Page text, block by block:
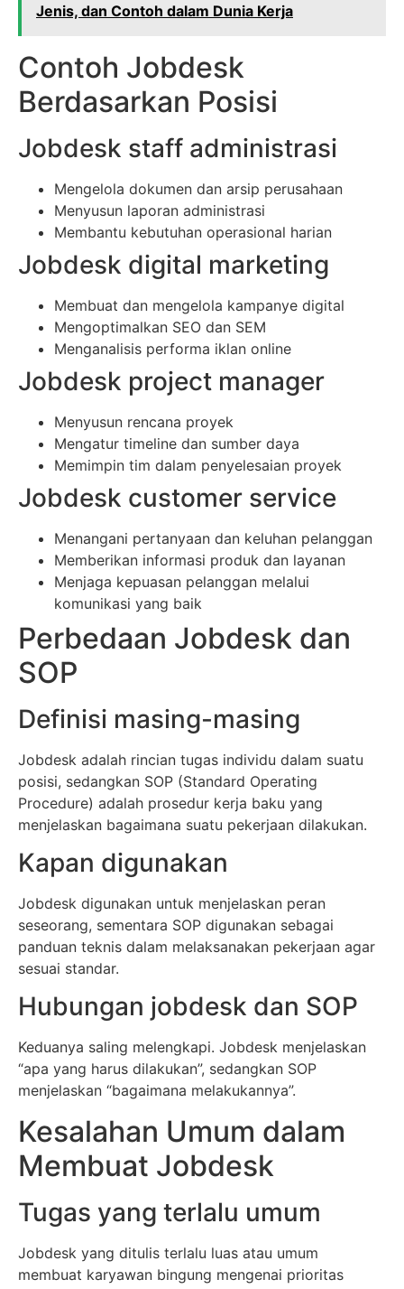
Jenis, dan Contoh dalam Dunia Kerja
Contoh Jobdesk
Berdasarkan Posisi
Jobdesk staff administrasi
Mengelola dokumen dan arsip perusahaan
Menyusun laporan administrasi
Membantu kebutuhan operasional harian
Jobdesk digital marketing
Membuat dan mengelola kampanye digital
Mengoptimalkan SEO dan SEM
Menganalisis performa iklan online
Jobdesk project manager
Menyusun rencana proyek
Mengatur timeline dan sumber daya
Memimpin tim dalam penyelesaian proyek
Jobdesk customer service
Menangani pertanyaan dan keluhan pelanggan
Memberikan informasi produk dan layanan
Menjaga kepuasan pelanggan melalui
komunikasi yang baik
Perbedaan Jobdesk dan
SOP
Definisi masing-masing
Jobdesk adalah rincian tugas individu dalam suatu
posisi, sedangkan SOP (Standard Operating
Procedure) adalah prosedur kerja baku yang
menjelaskan bagaimana suatu pekerjaan dilakukan.
Kapan digunakan
Jobdesk digunakan untuk menjelaskan peran
seseorang, sementara SOP digunakan sebagai
panduan teknis dalam melaksanakan pekerjaan agar
sesuai standar.
Hubungan jobdesk dan SOP
Keduanya saling melengkapi. Jobdesk menjelaskan
“apa yang harus dilakukan”, sedangkan SOP
menjelaskan “bagaimana melakukannya”.
Kesalahan Umum dalam
Membuat Jobdesk
Tugas yang terlalu umum
Jobdesk yang ditulis terlalu luas atau umum
membuat karyawan bingung mengenai prioritas